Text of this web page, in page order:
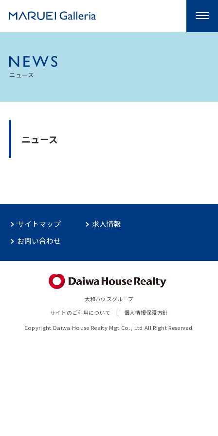
ニュース
ニュース
サイトマップ
求人情報
お問い合わせ
大和ハウスグループ
サイトのご利用について
個人情報保護方針
Copyright Daiwa House Realty Mgt.Co., Ltd All Right Reserved.